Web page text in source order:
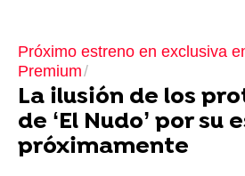
Próximo estreno en exclusiva
Premium
La ilusión de los
de ‘El Nudo’ por su
próximamente